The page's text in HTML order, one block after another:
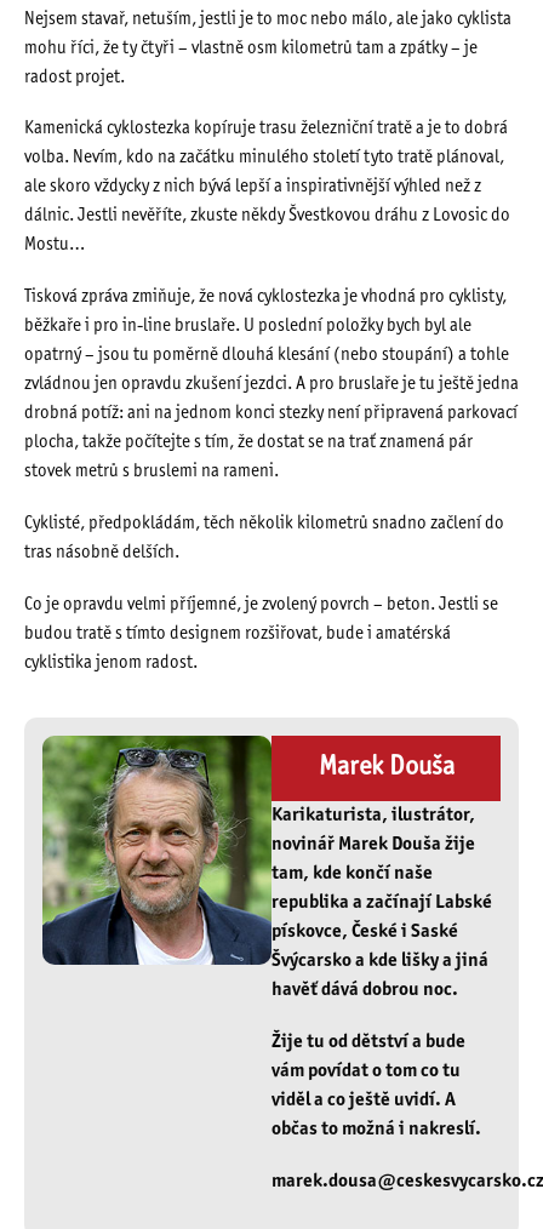
Nejsem stavař, netuším, jestli je to moc nebo málo, ale jako cyklista
mohu říci, že ty čtyři – vlastně osm kilometrů tam a zpátky – je
radost projet.
Kamenická cyklostezka kopíruje trasu železniční tratě a je to dobrá
volba. Nevím, kdo na začátku minulého století tyto tratě plánoval,
ale skoro vždycky z nich bývá lepší a inspirativnější výhled než z
dálnic. Jestli nevěříte, zkuste někdy Švestkovou dráhu z Lovosic do
Mostu…
Tisková zpráva zmiňuje, že nová cyklostezka je vhodná pro cyklisty,
běžkaře i pro in-line bruslaře. U poslední položky bych byl ale
opatrný – jsou tu poměrně dlouhá klesání (nebo stoupání) a tohle
zvládnou jen opravdu zkušení jezdci. A pro bruslaře je tu ještě jedna
drobná potíž: ani na jednom konci stezky není připravená parkovací
plocha, takže počítejte s tím, že dostat se na trať znamená pár
stovek metrů s bruslemi na rameni.
Cyklisté, předpokládám, těch několik kilometrů snadno začlení do
tras násobně delších.
Co je opravdu velmi příjemné, je zvolený povrch – beton. Jestli se
budou tratě s tímto designem rozšiřovat, bude i amatérská
cyklistika jenom radost.
Marek Douša
Karikaturista, ilustrátor,
novinář Marek Douša žije
tam, kde končí naše
republika a začínají Labské
pískovce, České i Saské
Švýcarsko a kde lišky a jiná
havěť dává dobrou noc.
Žije tu od dětství a bude
vám povídat o tom co tu
viděl a co ještě uvidí. A
občas to možná i nakreslí.
marek.dousa@ceskesvycarsko.cz